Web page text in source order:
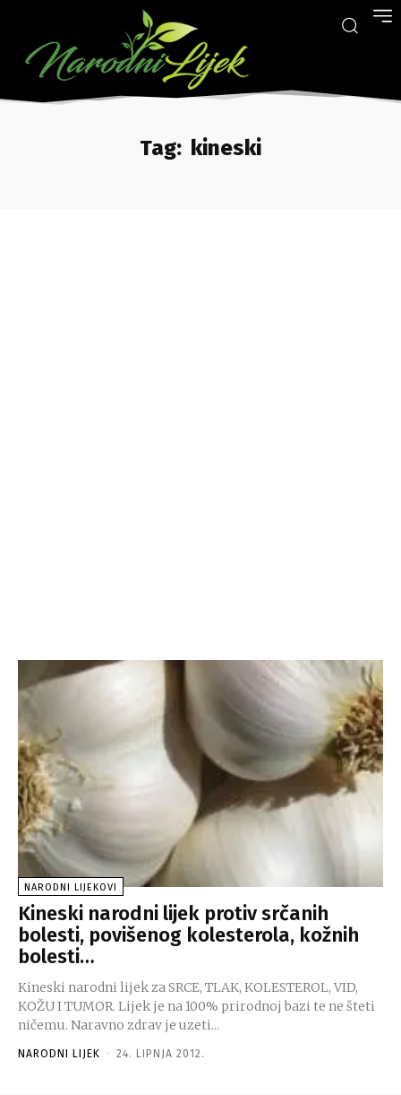
Tag: kineski
NARODNI LIJEKOVI
Kineski narodni lijek protiv srčanih
bolesti, povišenog kolesterola, kožnih
bolesti…
Kineski narodni lijek za SRCE, TLAK, KOLESTEROL, VID,
KOŽU I TUMOR. Lijek je na 100% prirodnoj bazi te ne šteti
ničemu. Naravno zdrav je uzeti...
NARODNI LIJEK - 24. LIPNJA 2012.